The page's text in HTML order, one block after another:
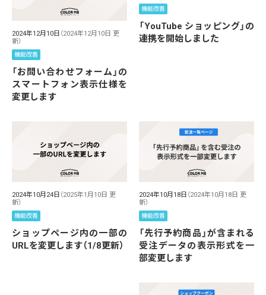
2024年12月10日 （2024年12月10日 更
新）
機能改善
「お問い合わせフォーム」の
スマートフォン表示仕様を
変更します
機能改善
「YouTube ショッピング」の
連携を開始しました
2024年10月24日 （2025年1月10日 更
新）
機能改善
ショップページ内の一部の
URLを変更します（1/8更新）
2024年10月18日 （2024年10月18日 更
新）
機能改善
「先行予約商品」が含まれる
受注データの表示形式を一
部変更します